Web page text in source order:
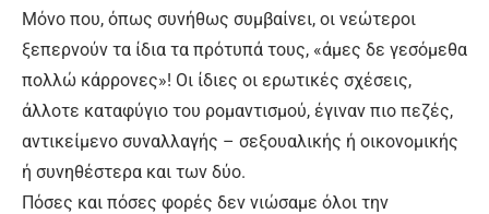
Μόνο που, όπως συνήθως συμβαίνει, οι νεώτεροι
ξεπερνούν τα ίδια τα πρότυπά τους, «άμες δε γεσόμεθα
πολλώ κάρρονες»! Οι ίδιες οι ερωτικές σχέσεις,
άλλοτε καταφύγιο του ρομαντισμού, έγιναν πιο πεζές,
αντικείμενο συναλλαγής – σεξουαλικής ή οικονομικής
ή συνηθέστερα και των δύο.
Πόσες και πόσες φορές δεν νιώσαμε όλοι την